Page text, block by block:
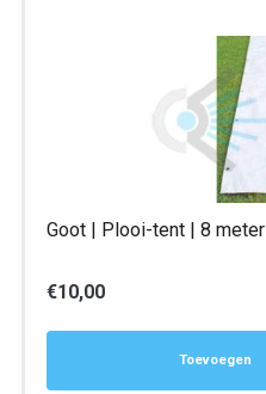
Goot | Plooi-tent | 8 meter
€10,00
Toevoegen